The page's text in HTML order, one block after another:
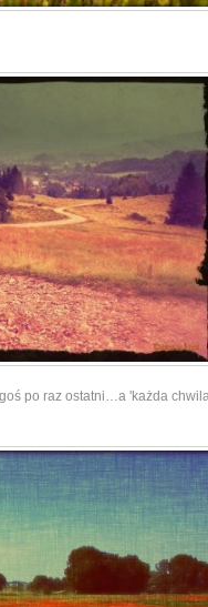
po raz ostatni…a 'każda